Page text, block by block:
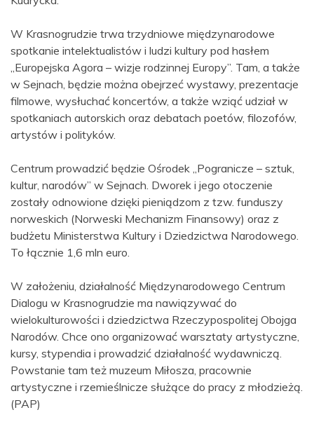
W Krasnogrudzie trwa trzydniowe międzynarodowe
spotkanie intelektualistów i ludzi kultury pod hasłem
„Europejska Agora – wizje rodzinnej Europy”. Tam, a także
w Sejnach, będzie można obejrzeć wystawy, prezentacje
filmowe, wysłuchać koncertów, a także wziąć udział w
spotkaniach autorskich oraz debatach poetów, filozofów,
artystów i polityków.
Centrum prowadzić będzie Ośrodek „Pogranicze – sztuk,
kultur, narodów” w Sejnach. Dworek i jego otoczenie
zostały odnowione dzięki pieniądzom z tzw. funduszy
norweskich (Norweski Mechanizm Finansowy) oraz z
budżetu Ministerstwa Kultury i Dziedzictwa Narodowego.
To łącznie 1,6 mln euro.
W założeniu, działalność Międzynarodowego Centrum
Dialogu w Krasnogrudzie ma nawiązywać do
wielokulturowości i dziedzictwa Rzeczypospolitej Obojga
Narodów. Chce ono organizować warsztaty artystyczne,
kursy, stypendia i prowadzić działalność wydawniczą.
Powstanie tam też muzeum Miłosza, pracownie
artystyczne i rzemieślnicze służące do pracy z młodzieżą.
(PAP)